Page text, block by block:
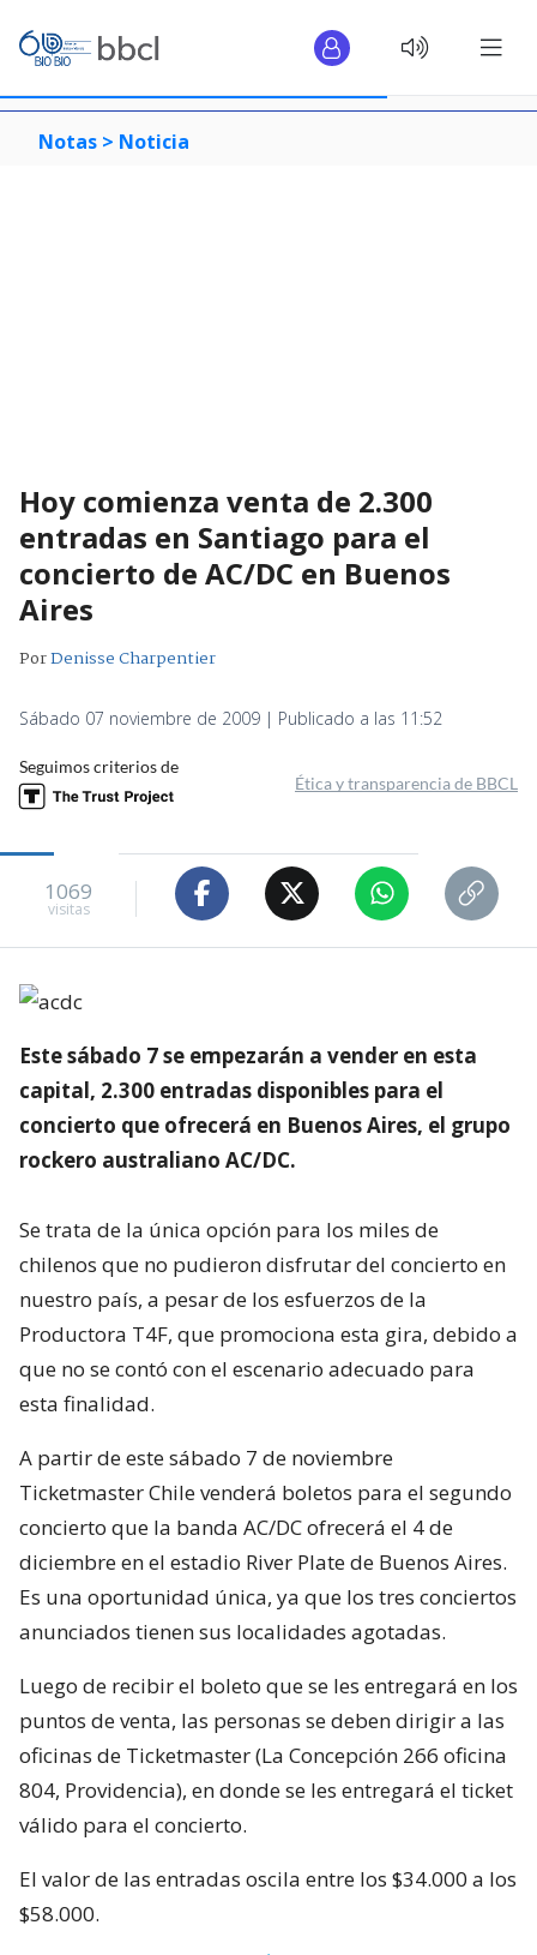
Notas > Noticia
Hoy comienza venta de 2.300
entradas en Santiago para el
concierto de AC/DC en Buenos
Aires
PorDenisse Charpentier
Sábado 07 noviembre de 2009 | Publicado a las 11:52
Seguimos criterios de
Ética y transparencia de BBCL
1069
visitas
Este sábado 7 se empezarán a vender en esta
capital, 2.300 entradas disponibles para el
concierto que ofrecerá en Buenos Aires, el grupo
rockero australiano AC/DC.
Se trata de la única opción para los miles de
chilenos que no pudieron disfrutar del concierto en
nuestro país, a pesar de los esfuerzos de la
Productora T4F, que promociona esta gira, debido a
que no se contó con el escenario adecuado para
esta finalidad.
A partir de este sábado 7 de noviembre
Ticketmaster Chile venderá boletos para el segundo
concierto que la banda AC/DC ofrecerá el 4 de
diciembre en el estadio River Plate de Buenos Aires.
Es una oportunidad única, ya que los tres conciertos
anunciados tienen sus localidades agotadas.
Luego de recibir el boleto que se les entregará en los
puntos de venta, las personas se deben dirigir a las
oficinas de Ticketmaster (La Concepción 266 oficina
804, Providencia), en donde se les entregará el ticket
válido para el concierto.
El valor de las entradas oscila entre los $34.000 a los
$58.000.